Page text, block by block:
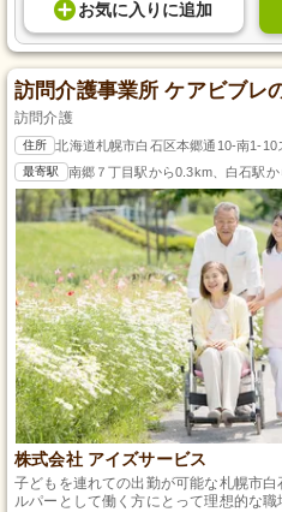
お気に入り に追加
訪問介護事業所 ケアビブレ
訪問介護
住所 北海道札幌市白石区本郷通10-南1-10
最寄駅 南郷７丁目駅から0.3km、白石駅
株式会社 アイズサービス
子どもを連れての出勤が可能な札幌市
ルパーとして働く方にとって理想的な